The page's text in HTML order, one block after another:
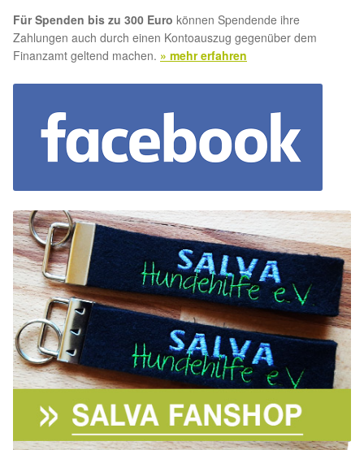
Für Spenden bis zu 300 Euro können Spendende ihre
Zahlungen auch durch einen Kontoauszug gegenüber dem
Finanzamt geltend machen. » mehr erfahren